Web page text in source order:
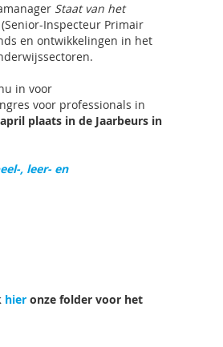
Staat van het
Inspecteur Primair
en ontwikkelingen in het
in voor
voor professionals in
plaats in de Jaarbeurs in
, leer- en
hier onze folder voor het